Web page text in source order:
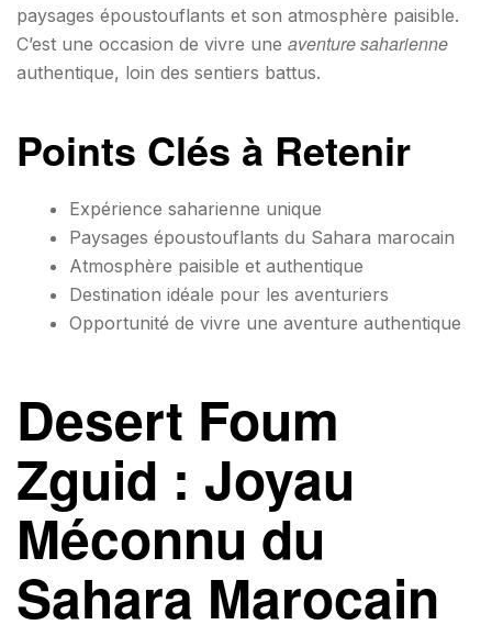
paysages époustouflants et son atmosphère paisible.
C’est une occasion de vivre une aventure saharienne
authentique, loin des sentiers battus.
Points Clés à Retenir
Expérience saharienne unique
Paysages époustouflants du Sahara marocain
Atmosphère paisible et authentique
Destination idéale pour les aventuriers
Opportunité de vivre une aventure authentique
Desert Foum
Zguid : Joyau
Méconnu du
Sahara Marocain